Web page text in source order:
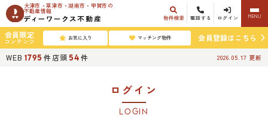
大津市・草津市・湖南市・甲賀市の
不動産情報
物件検索 電話する ログイン MENU
会員限定
コンテンツ お気に入り マッチング物件
会員登録はこちら
WEB 1795 件店頭54 件 2026.05.17 更新
ログイン
LOGIN